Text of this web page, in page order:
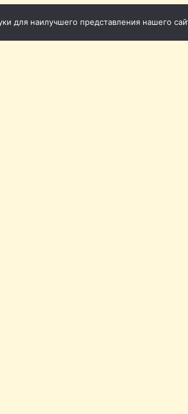
для наилучшего представления нашего